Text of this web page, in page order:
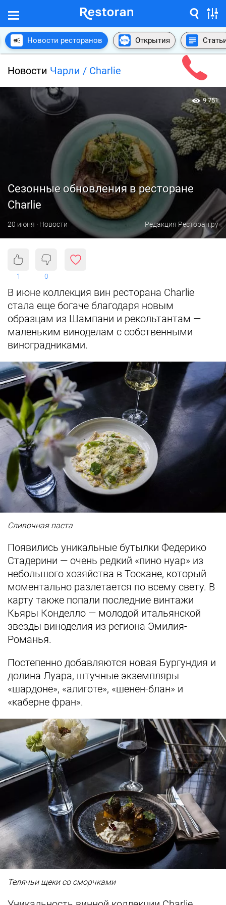
Новости ресторанов Открытия
Новости Чарли / Charlie
Сезонные обновления в ресторане
Charlie
20 июня · Новости Редакция Ресторан.ру
9 751
1 0
В июне коллекция вин ресторана Charlie
стала еще богаче благодаря новым
образцам из Шампани и рекольтантам —
маленьким виноделам с собственными
виноградниками.
Сливочная паста
Появились уникальные бутылки Федерико
Стадерини — очень редкий «пино нуар» из
небольшого хозяйства в Тоскане, который
моментально разлетается по всему свету. В
карту также попали последние винтажи
Кьяры Конделло — молодой итальянской
звезды виноделия из региона Эмилия-
Романья.
Постепенно добавляются новая Бургундия и
долина Луара, штучные экземпляры
«шардоне», «алиготе», «шенен-блан» и
«каберне фран».
Телячьи щеки со сморчками